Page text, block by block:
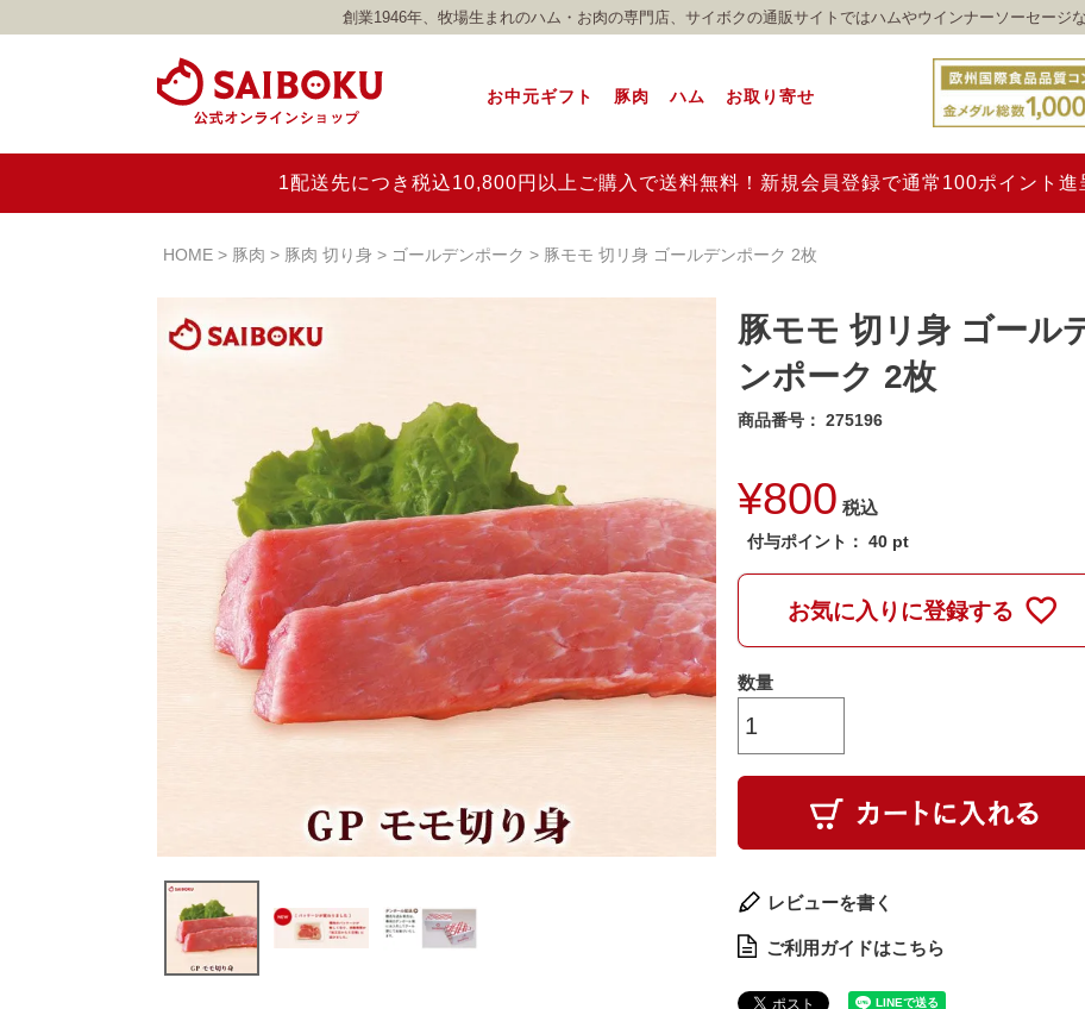
創業1946年、牧場生まれのハム・お肉の専門店、サイボクの通販サイトではハムやウインナーソーセージ
お中元ギフト 豚肉 ハム お取り寄せ
1配送先につき税込10,800円以上ご購入で送料無料！新規会員登録で通常100ポイント進
HOME 豚肉 豚肉 切り身 ゴールデンポーク 豚モモ 切リ身 ゴールデンポーク 2枚
豚モモ 切リ身 ゴール
ンポーク 2枚
商品番号 275196
¥800 税込
付与ポイント： 40 pt
お気に入りに登録する
レビューを書く
ご利用ガイドはこちら